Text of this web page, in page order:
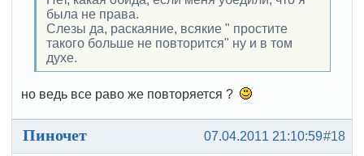
была не права.
Слезы да, раскаяние, всякие " простите
такого больше не повторится" ну и в том
духе.
но ведь все раво же повторяется ?
#18
07.04.2011 21:10:59
Пиночет